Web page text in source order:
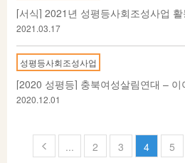
[서식] 2021년 성평등사회조성사업 활
2021.03.17
성평등사회조성사업
2020.12.01
... 2 3 4 5